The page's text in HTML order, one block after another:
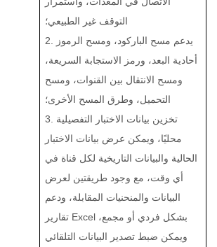
التوقف غير الطبيعي؛
2. يدعم مسح الباركود، ومسح الرموز
أحادية البعد، ورمز الاستجابة السريعة،
ومسح الانتقال بين القنوات، ومسح
التحميل، وطرق المسح الأخرى؛
3. تخزين بيانات الاختبار التفصيلية
محليًا، ويمكن عرض بيانات الاختبار
الحالية والبيانات التاريخية لكل قناة في
أي وقت، مع وجود طريقتين لعرض
البيانات والمنحنيات المقابلة، ودعم
تقارير Excel بشكل فردي أو مجمع،
ويمكن ضبط تصدير البيانات التلقائي